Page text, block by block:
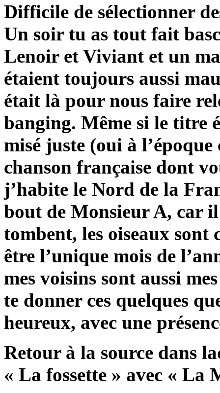
Difficile de sélectionner
Un soir tu as tout fait
Lenoir et Viviant et un
étaient toujours aussi
était là pour nous faire
banging. Même si le titre
misé juste (oui à
chanson française dont
j’habite le Nord de la
bout de Monsieur A, car
tombent, les oiseaux sont
être l’unique mois de
mes voisins sont aussi
te donner ces quelques
heureux, avec une
Retour à la source dans
« La fossette » avec « La